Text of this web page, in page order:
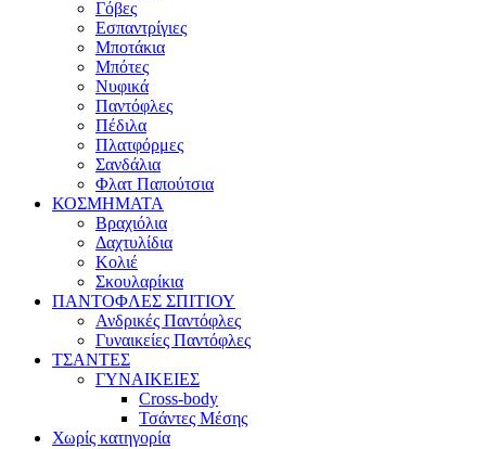
Γόβες
Εσπαντρίγιες
Μποτάκια
Μπότες
Νυφικά
Παντόφλες
Πέδιλα
Πλατφόρμες
Σανδάλια
Φλατ Παπούτσια
ΚΟΣΜΗΜΑΤΑ
Βραχιόλια
Δαχτυλίδια
Κολιέ
Σκουλαρίκια
ΠΑΝΤΟΦΛΕΣ ΣΠΙΤΙΟΥ
Ανδρικές Παντόφλες
Γυναικείες Παντόφλες
ΤΣΑΝΤΕΣ
ΓΥΝΑΙΚΕΙΕΣ
Cross-body
Τσάντες Μέσης
Χωρίς κατηγορία